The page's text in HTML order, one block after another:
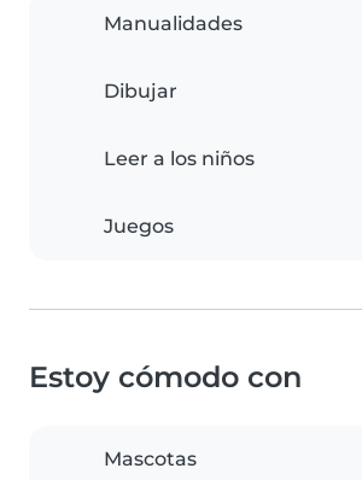
Manualidades
Dibujar
Leer a los niños
Juegos
Estoy cómodo con
Mascotas